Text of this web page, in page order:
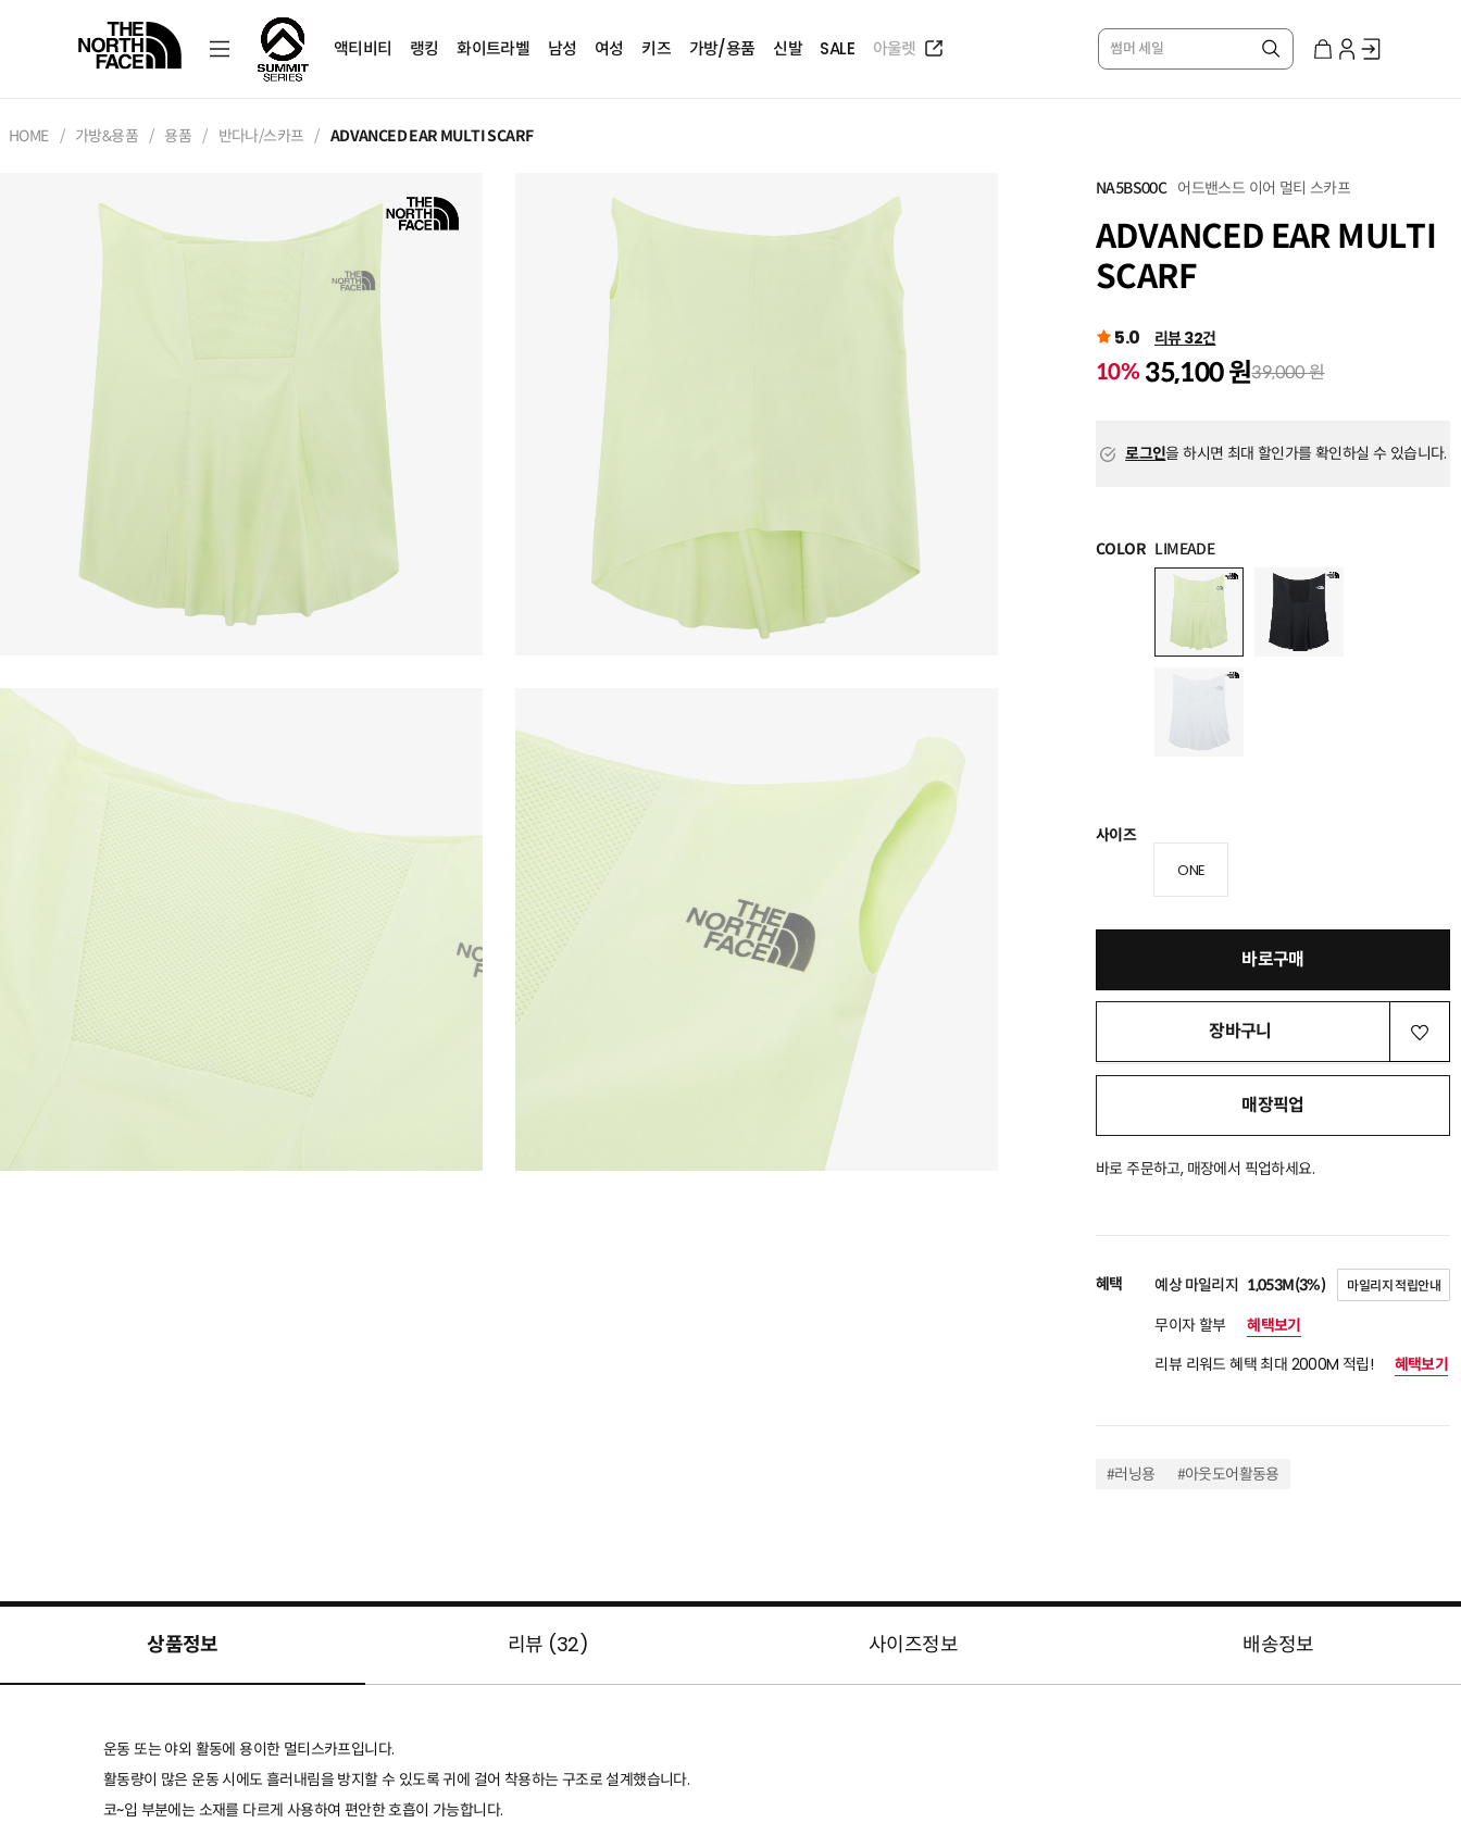
액티비티 랭킹 화이트라벨 남성 여성 키즈 가방/용품 신발 SALE 아울렛 썸머 세일
HOME 가방&용품 용품 반다나/스카프 ADVANCED EAR MULTI SCARF
NA5BS00C 어드밴스드 이어 멀티 스카프
ADVANCED EAR MULTI
SCARF
5.0 리뷰 32건
10% 35,100 원39,000 원
로그인을 하시면 최대 할인가를 확인하실 수 있습니다.
COLOR LIMEADE
사이즈
ONE
바로구매
장바구니
매장픽업
바로 주문하고, 매장에서 픽업하세요.
혜택 예상 마일리지 1,053M(3%) 마일리지 적립안내
무이자 할부
혜택보기
리뷰 리워드 혜택 최대 2000M 적립!
혜택보기
#러닝용 #아웃도어활동용
상품정보 리뷰 (32) 사이즈정보 배송정보
운동 또는 야외 활동에 용이한 멀티스카프입니다.
활동량이 많은 운동 시에도 흘러내림을 방지할 수 있도록 귀에 걸어 착용하는 구조로 설계했습니다.
코~입 부분에는 소재를 다르게 사용하여 편안한 호흡이 가능합니다.